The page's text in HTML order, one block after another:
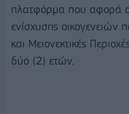
πλατφόρμα που αφορά
ενίσχυσης οικογενειών
και Μειονεκτικές
δύο (2) ετών.